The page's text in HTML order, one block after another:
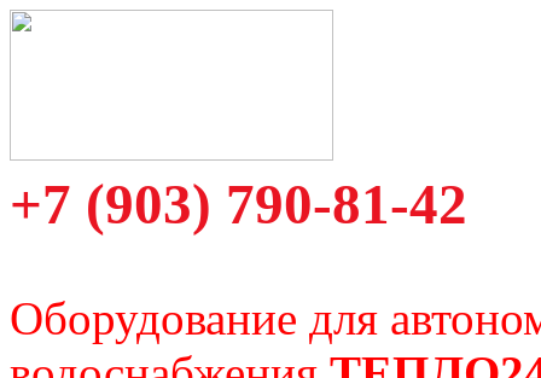
+7 (903) 790-81-42
Оборудование для